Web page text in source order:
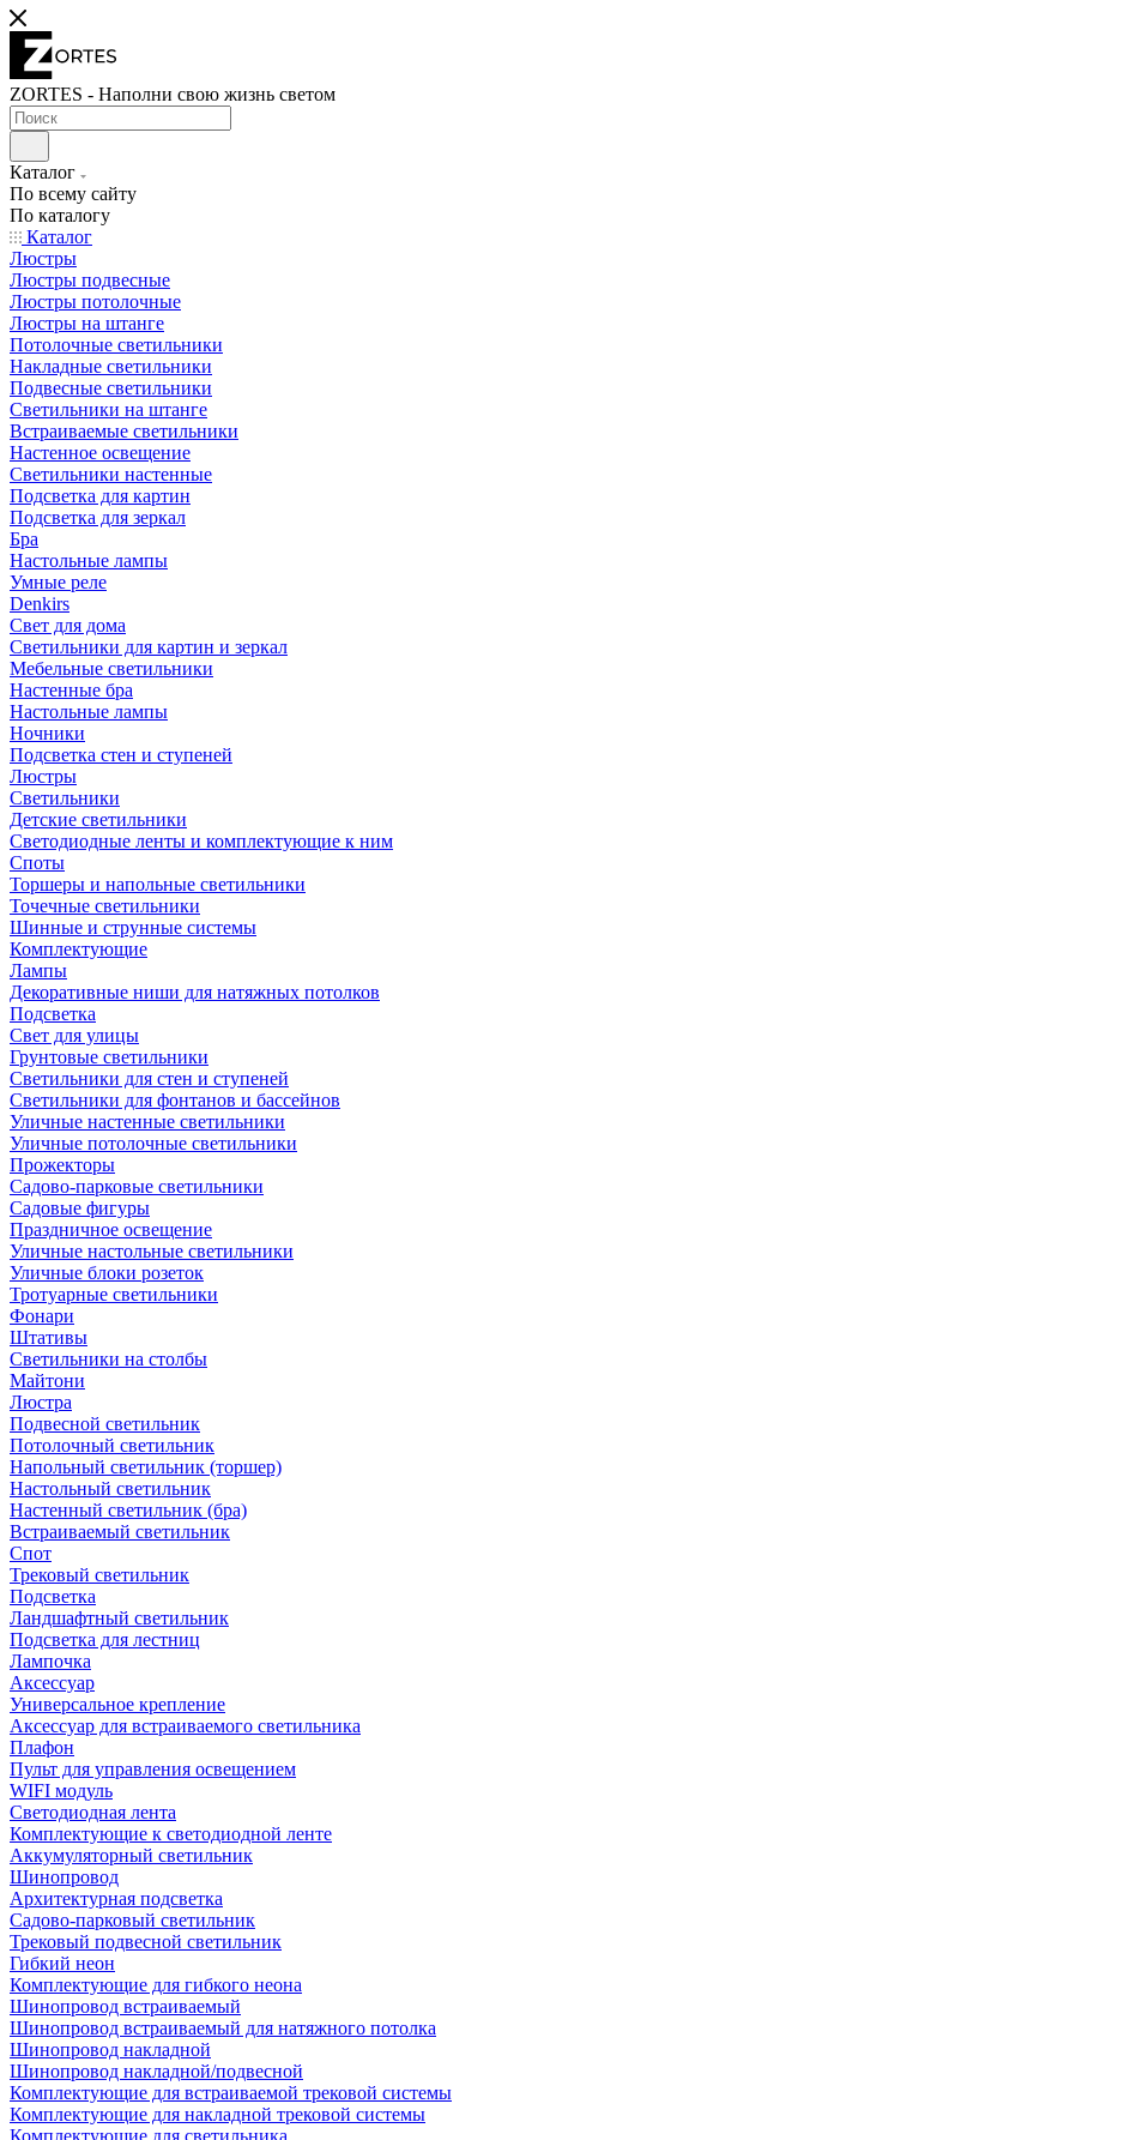
ZORTES - Наполни свою жизнь светом
Каталог
По всему сайту
По каталогу
Каталог
Люстры
Люстры подвесные
Люстры потолочные
Люстры на штанге
Потолочные светильники
Накладные светильники
Подвесные светильники
Светильники на штанге
Встраиваемые светильники
Настенное освещение
Светильники настенные
Подсветка для картин
Подсветка для зеркал
Бра
Настольные лампы
Умные реле
Denkirs
Свет для дома
Светильники для картин и зеркал
Мебельные светильники
Настенные бра
Настольные лампы
Ночники
Подсветка стен и ступеней
Люстры
Светильники
Детские светильники
Светодиодные ленты и комплектующие к ним
Споты
Торшеры и напольные светильники
Точечные светильники
Шинные и струнные системы
Комплектующие
Лампы
Декоративные ниши для натяжных потолков
Подсветка
Свет для улицы
Грунтовые светильники
Светильники для стен и ступеней
Светильники для фонтанов и бассейнов
Уличные настенные светильники
Уличные потолочные светильники
Прожекторы
Садово-парковые светильники
Садовые фигуры
Праздничное освещение
Уличные настольные светильники
Уличные блоки розеток
Тротуарные светильники
Фонари
Штативы
Светильники на столбы
Майтони
Люстра
Подвесной светильник
Потолочный светильник
Напольный светильник (торшер)
Настольный светильник
Настенный светильник (бра)
Встраиваемый светильник
Спот
Трековый светильник
Подсветка
Ландшафтный светильник
Подсветка для лестниц
Лампочка
Аксессуар
Универсальное крепление
Аксессуар для встраиваемого светильника
Плафон
Пульт для управления освещением
WIFI модуль
Светодиодная лента
Комплектующие к светодиодной ленте
Аккумуляторный светильник
Шинопровод
Архитектурная подсветка
Садово-парковый светильник
Трековый подвесной светильник
Гибкий неон
Комплектующие для гибкого неона
Шинопровод встраиваемый
Шинопровод встраиваемый для натяжного потолка
Шинопровод накладной
Шинопровод накладной/подвесной
Комплектующие для встраиваемой трековой системы
Комплектующие для накладной трековой системы
Комплектующие для светильника